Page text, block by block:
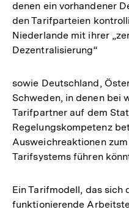
denen ein vorhandener
den Tarifparteien
Niederlande mit ihrer
Dezentralisierung“
sowie Deutschland,
Schweden, in denen bei
Tarifpartner auf dem
Regelungskompetenz
Ausweichreaktionen
Tarifsystems führen
Ein Tarifmodell, das sich
funktionierende